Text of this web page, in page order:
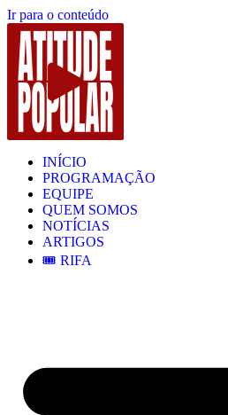
Ir para o conteúdo
INÍCIO
PROGRAMAÇÃO
EQUIPE
QUEM SOMOS
NOTÍCIAS
ARTIGOS
🎟️ RIFA